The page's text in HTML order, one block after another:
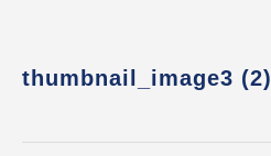
thumbnail_image3 (2)